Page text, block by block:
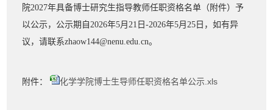
院2027年具备博士研究生指导教师任职资格名单（附件）予
以公示，公示期自2026年5月21日-2026年5月25日，如有异
议，请联系zhaow144@nenu.edu.cn。
附件： 化学学院博士生导师任职资格名单公示.xls